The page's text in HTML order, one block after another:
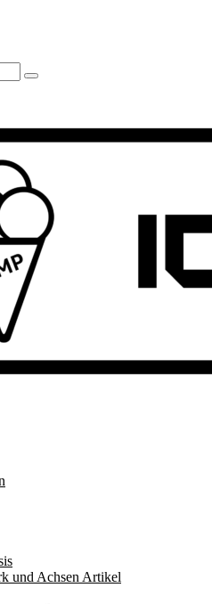
und Achsen Artikel